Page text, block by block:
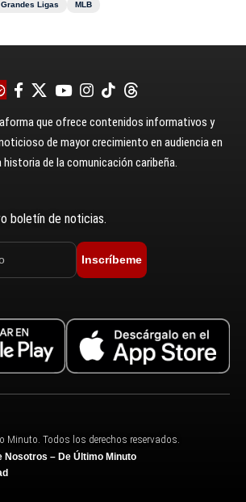
Grandes Ligas MLB
que ofrece contenidos informativos y
de mayor crecimiento en audiencia en
de la comunicación caribeña.
boletín de noticias.
Inscríbeme
Minuto. Todos los derechos reservados.
Nosotros – De Último Minuto